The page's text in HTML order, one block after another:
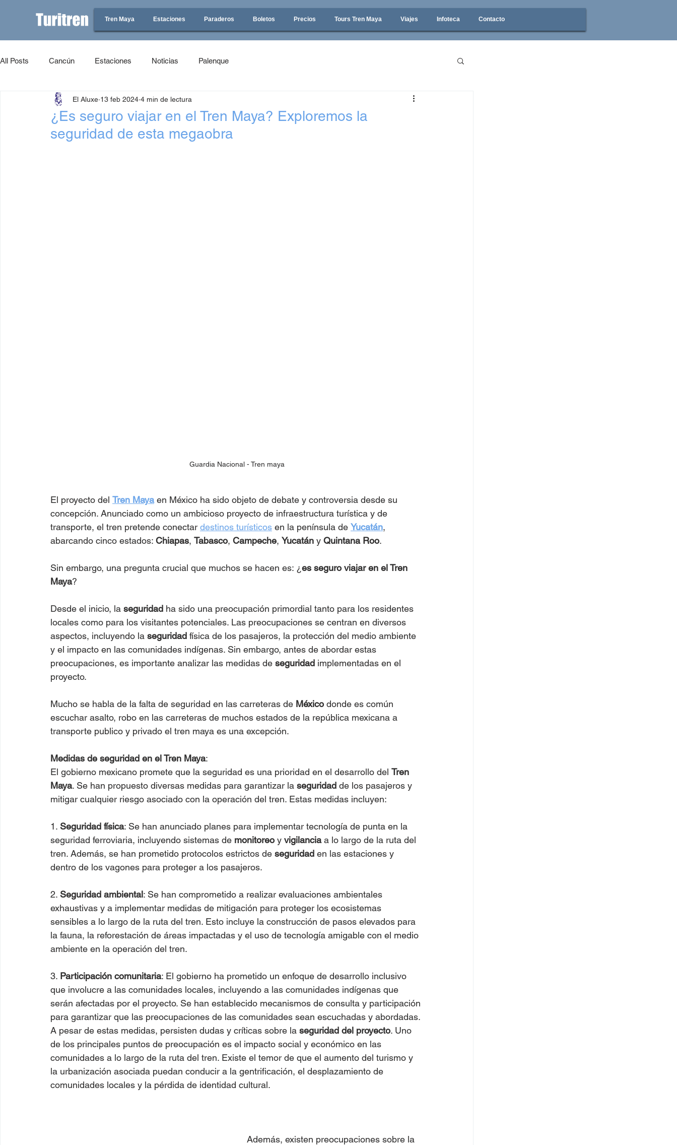
Tren Maya Estaciones Paraderos Boletos Precios Tours Tren Maya Viajes Infoteca Contacto
All Posts Cancún Estaciones Noticias Palenque
¿Es seguro viajar en el Tren Maya? Exploremos la
seguridad de esta megaobra
El Aluxe 13 feb 2024 4 min de lectura
Guardia Nacional - Tren maya
El proyecto del Tren Maya en México ha sido objeto de debate y controversia desde su
concepción. Anunciado como un ambicioso proyecto de infraestructura turística y de
transporte, el tren pretende conectar destinos turísticos en la península de Yucatán,
abarcando cinco estados: Chiapas, Tabasco, Campeche, Yucatán y Quintana Roo.
Sin embargo, una pregunta crucial que muchos se hacen es: ¿es seguro viajar en el Tren
Maya?
Desde el inicio, la seguridad ha sido una preocupación primordial tanto para los residentes
locales como para los visitantes potenciales. Las preocupaciones se centran en diversos
aspectos, incluyendo la seguridad física de los pasajeros, la protección del medio ambiente
y el impacto en las comunidades indígenas. Sin embargo, antes de abordar estas
preocupaciones, es importante analizar las medidas de seguridad implementadas en el
proyecto.
Mucho se habla de la falta de seguridad en las carreteras de México donde es común
escuchar asalto, robo en las carreteras de muchos estados de la república mexicana a
transporte publico y privado el tren maya es una excepción.
Medidas de seguridad en el Tren Maya:
El gobierno mexicano promete que la seguridad es una prioridad en el desarrollo del Tren
Maya. Se han propuesto diversas medidas para garantizar la seguridad de los pasajeros y
mitigar cualquier riesgo asociado con la operación del tren. Estas medidas incluyen:
1. Seguridad física: Se han anunciado planes para implementar tecnología de punta en la
seguridad ferroviaria, incluyendo sistemas de monitoreo y vigilancia a lo largo de la ruta del
tren. Además, se han prometido protocolos estrictos de seguridad en las estaciones y
dentro de los vagones para proteger a los pasajeros.
2. Seguridad ambiental: Se han comprometido a realizar evaluaciones ambientales
exhaustivas y a implementar medidas de mitigación para proteger los ecosistemas
sensibles a lo largo de la ruta del tren. Esto incluye la construcción de pasos elevados para
la fauna, la reforestación de áreas impactadas y el uso de tecnología amigable con el medio
ambiente en la operación del tren.
3. Participación comunitaria: El gobierno ha prometido un enfoque de desarrollo inclusivo
que involucre a las comunidades locales, incluyendo a las comunidades indígenas que
serán afectadas por el proyecto. Se han establecido mecanismos de consulta y participación
para garantizar que las preocupaciones de las comunidades sean escuchadas y abordadas.
A pesar de estas medidas, persisten dudas y críticas sobre la seguridad del proyecto. Uno
de los principales puntos de preocupación es el impacto social y económico en las
comunidades a lo largo de la ruta del tren. Existe el temor de que el aumento del turismo y
la urbanización asociada puedan conducir a la gentrificación, el desplazamiento de
comunidades locales y la pérdida de identidad cultural.
Además, existen preocupaciones sobre la